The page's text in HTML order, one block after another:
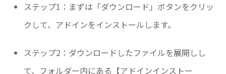
ステップ1：まずは「ダウンロード」ボタンをクリッ
クして、アドインをインストールします。
ステップ2：ダウンロードしたファイルを展開しし
て、フォルダー内にある【アドインインストー